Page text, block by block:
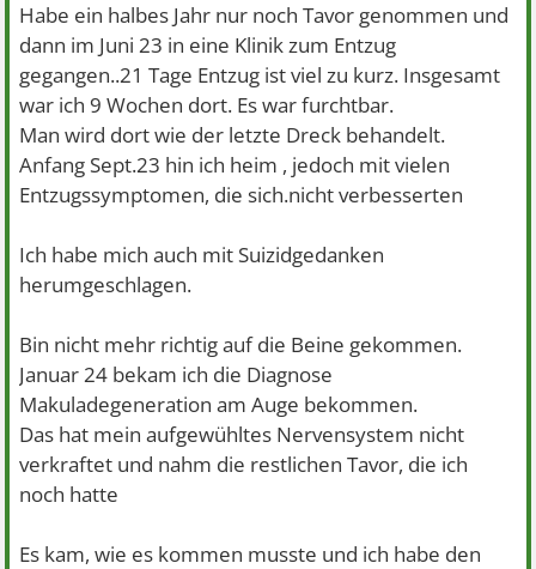
Habe ein halbes Jahr nur noch Tavor genommen und
dann im Juni 23 in eine Klinik zum Entzug
gegangen..21 Tage Entzug ist viel zu kurz. Insgesamt
war ich 9 Wochen dort. Es war furchtbar.
Man wird dort wie der letzte Dreck behandelt.
Anfang Sept.23 hin ich heim , jedoch mit vielen
Entzugssymptomen, die sich.nicht verbesserten
Ich habe mich auch mit Suizidgedanken
herumgeschlagen.
Bin nicht mehr richtig auf die Beine gekommen.
Januar 24 bekam ich die Diagnose
Makuladegeneration am Auge bekommen.
Das hat mein aufgewühltes Nervensystem nicht
verkraftet und nahm die restlichen Tavor, die ich
noch hatte
Es kam, wie es kommen musste und ich habe den